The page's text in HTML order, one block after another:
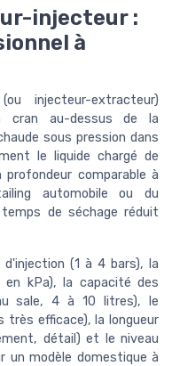
injecteur :
à
injecteur-extracteur)
cran au-dessus de la
sous pression dans
le liquide chargé de
comparable à
automobile ou du
de séchage réduit
(1 à 4 bars), la
en kPa), la capacité des
sale, 4 à 10 litres), le
très efficace), la longueur
détail) et le niveau
un modèle domestique à